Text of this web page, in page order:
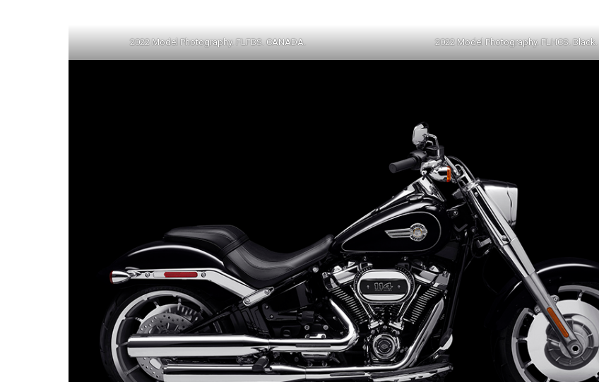
2022 Model Photography. FLFBS. CANADA. 2022 Model Photography. FLHCS. Black.